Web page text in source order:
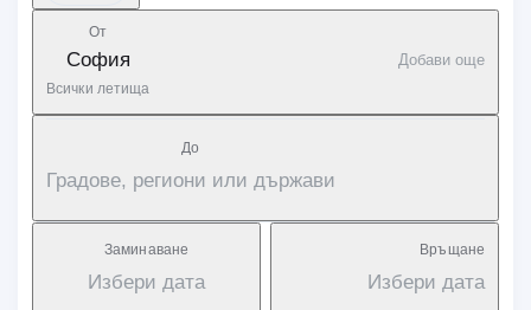
От
София
Всички летища
Добави още
Дo
Градове, региони или държави
Заминаване
Избери дата
Връщане
Избери дата